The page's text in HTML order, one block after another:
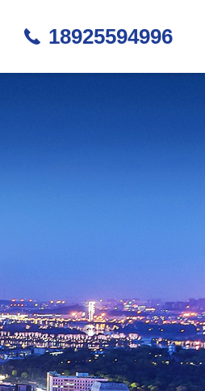
18925594996